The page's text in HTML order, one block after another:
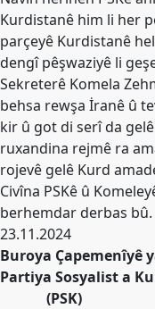
GÜNDEM
Basından
Basın
Açıklamaları
Etkinlikler
Ziyaretler
TV
YAYıNLAR
Broşür
Kurdistanê him li her
parçeyê Kurdistanê
dengî pêşwaziyê li
Sekreterê Komela
behsa rewşa İranê û
kir û got di serî da
ruxandina rejmê ra
rojevê gelê Kurd
Civîna PSKê û
berhemdar derbas bû.
23.11.2024
Buroya Çapemenîyê
Partiya Sosyalist a
(PSK)